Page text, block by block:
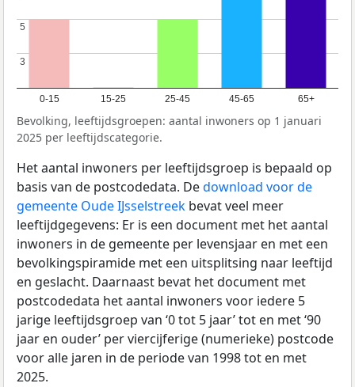
0-15 15-25 25-45 45-65 65+
3
3
5
5
Bevolking, leeftijdsgroepen: aantal inwoners op 1 januari
2025 per leeftijdscategorie.
Het aantal inwoners per leeftijdsgroep is bepaald op
basis van de postcodedata. Dedownload voor de
gemeente Oude IJsselstreek bevat veel meer
leeftijdgegevens: Er is een document met het aantal
inwoners in de gemeente per levensjaar en met een
bevolkingspiramide met een uitsplitsing naar leeftijd
en geslacht. Daarnaast bevat het document met
postcodedata het aantal inwoners voor iedere 5
jarige leeftijdsgroep van ‘0 tot 5 jaar’ tot en met ‘90
jaar en ouder’ per viercijferige (numerieke) postcode
voor alle jaren in de periode van 1998 tot en met
2025.